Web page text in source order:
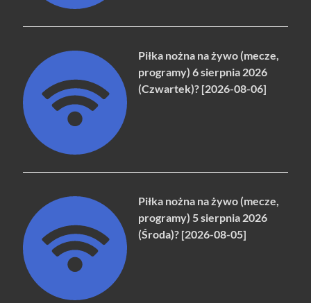
Piłka nożna na żywo (mecze,
programy) 6 sierpnia 2026
(Czwartek)? [2026-08-06]
Piłka nożna na żywo (mecze,
programy) 5 sierpnia 2026
(Środa)? [2026-08-05]